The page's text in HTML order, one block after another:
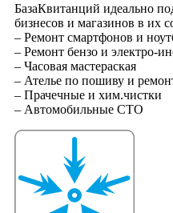
БазаКвитанций идеально
бизнесов и магазинов в их
– Ремонт смартфонов и
– Ремонт бензо и электро-
– Часовая мастераская
– Ателье по пошиву и
– Прачечные и хим.чистки
– Автомобильные СТО